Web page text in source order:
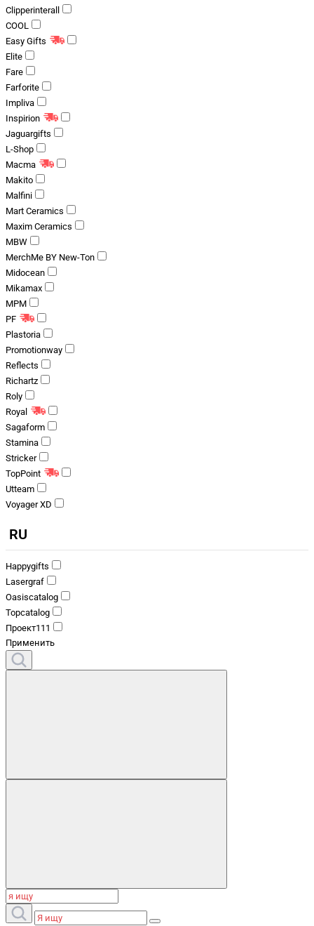
Clipperinterall
COOL
Easy Gifts
Elite
Fare
Farforite
Impliva
Inspirion
Jaguargifts
L-Shop
Macma
Makito
Malfini
Mart Ceramics
Maxim Ceramics
MBW
MerchMe BY New-Ton
Midocean
Mikamax
MPM
PF
Plastoria
Promotionway
Reflects
Richartz
Roly
Royal
Sagaform
Stamina
Stricker
TopPoint
Utteam
Voyager XD
RU
Happygifts
Lasergraf
Oasiscatalog
Topcatalog
Проект111
Применить